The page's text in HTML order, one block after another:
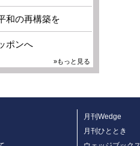
和の再構築を
ポンへ
»もっと見る
月刊Wedge
月刊ひととき